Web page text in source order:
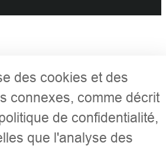
des cookies et des
connexes, comme décrit
de confidentialité,
que l'analyse des